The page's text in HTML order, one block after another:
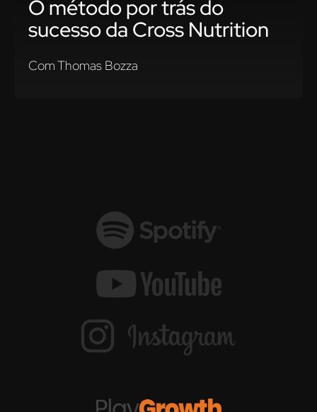
O método por trás do
sucesso da Cross Nutrition
Com Thomas Bozza